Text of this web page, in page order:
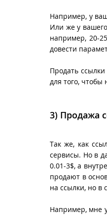
Например, у
Или же у
например, 20-
довести
Продать
для того, чтобы
3) Продажа
Так же, как
сервисы. Но в
0.01-3$, а
продают в
на ссылки, но в
Например, мне